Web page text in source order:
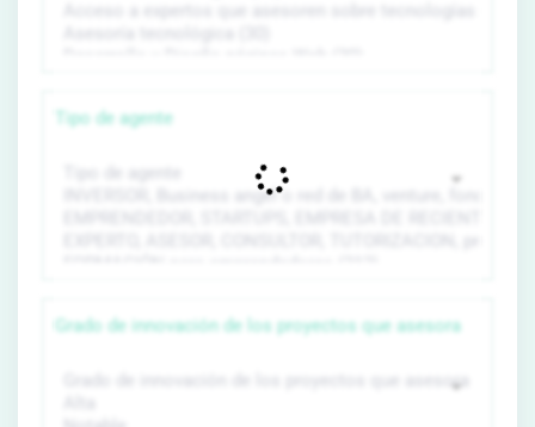
Tipo de agente
Grado de innovación de los proyectos que asesora